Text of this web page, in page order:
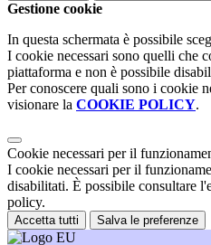
Gestione cookie
In questa schermata è possibile
I cookie necessari sono quelli che
piattaforma e non è possibile
Per conoscere quali sono i cookie
visionare la COOKIE POLICY.
Cookie necessari per il
I cookie necessari per il
disabilitati. È possibile consultare
policy.
Accetta tutti Salva le preferenze